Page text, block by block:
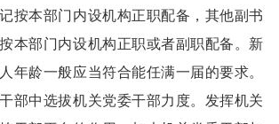
按本部门内设机构正职配备，其他副书
本部门内设机构正职或者副职配备。新
年龄一般应当符合能任满一届的要求。
部中选拔机关党委干部力度。发挥机关